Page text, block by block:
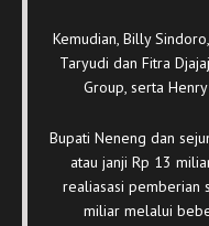
Kemudian, Billy
Taryudi dan Fitra
Group, serta
Bupati Neneng dan
atau janji Rp 13
realiasasi pemberian
miliar melalui